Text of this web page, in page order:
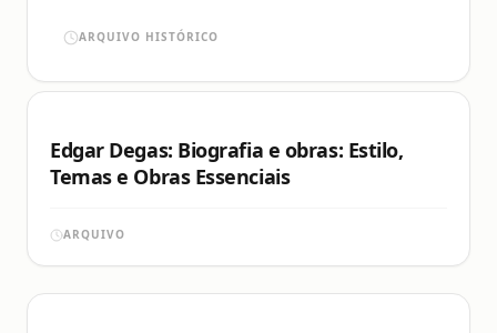
ARQUIVO HISTÓRICO
Edgar Degas: Biografia e obras: Estilo,
Temas e Obras Essenciais
ARQUIVO